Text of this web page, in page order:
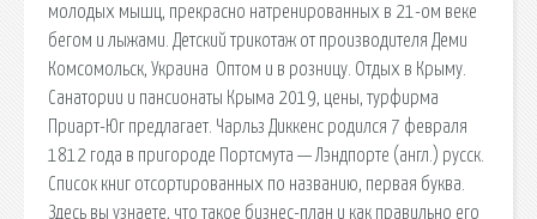
молодых мышц, прекрасно натренированных в 21-ом веке
бегом и лыжами. Детский трикотаж от производителя Деми
Комсомольск, Украина ️ Оптом и в розницу. Отдых в Крыму.
Санатории и пансионаты Крыма 2019, цены, турфирма
Приарт-Юг предлагает. Чарльз Диккенс родился 7 февраля
1812 года в пригороде Портсмута — Лэндпорте (англ.) русск.
Список книг отсортированных по названию, первая буква.
Здесь вы узнаете, что такое бизнес-план и как правильно его